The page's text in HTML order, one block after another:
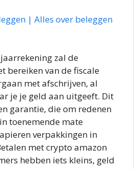
| Alles over beleggen
zal de
bereiken van de fiscale
met afschrijven, al
je je geld aan uitgeeft. Dit
garantie, die om redenen
toenemende mate
verpakkingen in
met crypto amazon
hebben iets kleins, geld